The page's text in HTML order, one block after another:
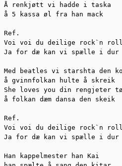
Å renkjøtt vi hadde i taska
å 5 kassa øl fra han mack
Ref.
Voi voi du deilige rock`n roll		voi voi voi voi voi
Ja for dæ kan vi spælle i
Med beatles vi starshta den
å gvinnfolkan hulte å skreik
She loves you din rengjeter
å folkan dæm dansa den skeik
Ref.
Voi voi du deilige rock`n roll		voi voi voi voi voi
Ja for dæ kan vi spælle i
Han kappelmester han Kai